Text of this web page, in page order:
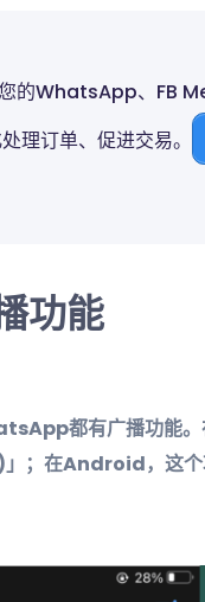
的WhatsApp、FB
理订单、促进交易。
功能
都有广播功能。
在Android，这个